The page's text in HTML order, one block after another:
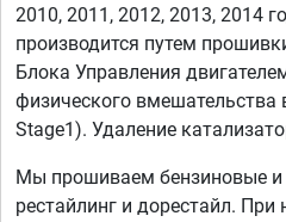
2010, 2011, 2012, 2013, 2014
производится путем
Блока Управления
физического вмешательства
Stage1). Удаление
Мы прошиваем бензиновые
рестайлинг и дорестайл.